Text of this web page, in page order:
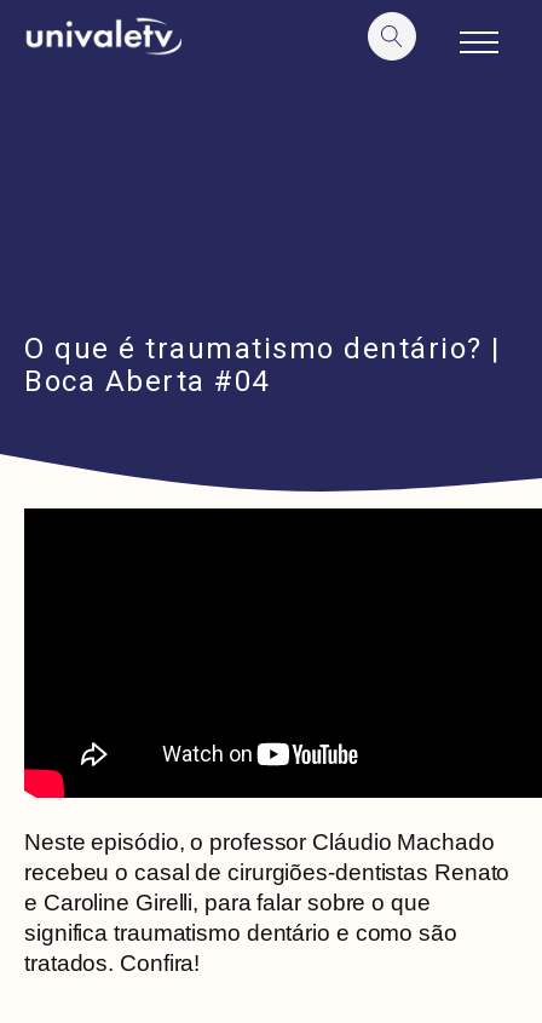
conteúdo
O que é traumatismo dentário? |
Boca Aberta #04
Neste episódio, o professor Cláudio Machado
recebeu o casal de cirurgiões-dentistas Renato
e Caroline Girelli, para falar sobre o que
significa traumatismo dentário e como são
tratados. Confira!